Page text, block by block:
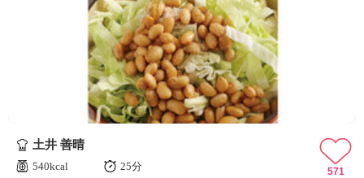
土井 善晴
540kcal
25分
571